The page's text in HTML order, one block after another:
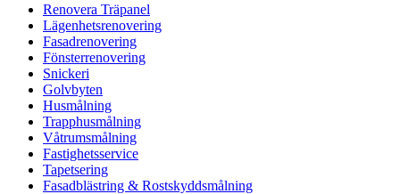
Renovera Träpanel
Lägenhetsrenovering
Fasadrenovering
Fönsterrenovering
Snickeri
Golvbyten
Husmålning
Trapphusmålning
Våtrumsmålning
Fastighetsservice
Tapetsering
Fasadblästring & Rostskyddsmålning